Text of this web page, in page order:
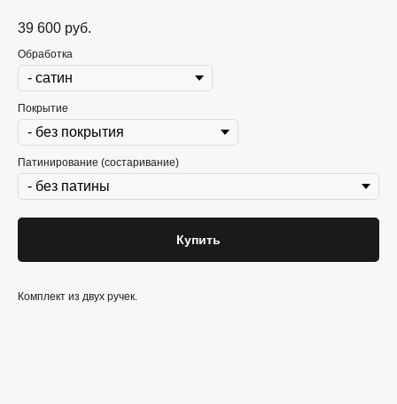
39 600 руб.
Обработка
Покрытие
Патинирование (состаривание)
Купить
Комплект из двух ручек.